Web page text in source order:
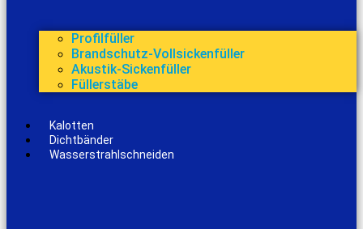
Profilfüller
Brandschutz-Vollsickenfüller
Akustik-Sickenfüller
Füllerstäbe
Kalotten
Dichtbänder
Wasserstrahlschneiden